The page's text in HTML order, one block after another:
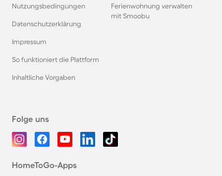
Nutzungsbedingungen
Datenschutzerklärung
Impressum
So funktioniert die Plattform
Inhaltliche Vorgaben
Ferienwohnung verwalten
mit Smoobu
Folge uns
HomeToGo-Apps